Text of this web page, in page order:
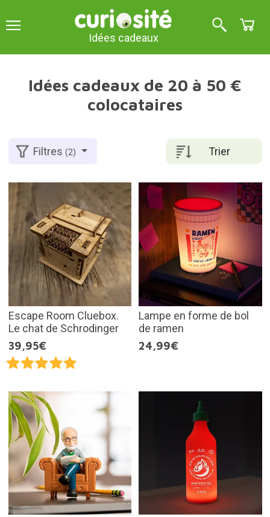
Idées cadeaux
Idées cadeaux de 20 à 50 €
colocataires
Trier
Filtres(2)
Escape Room Cluebox.
Le chat de Schrodinger
39,95€
Lampe en forme de bol
de ramen
24,99€